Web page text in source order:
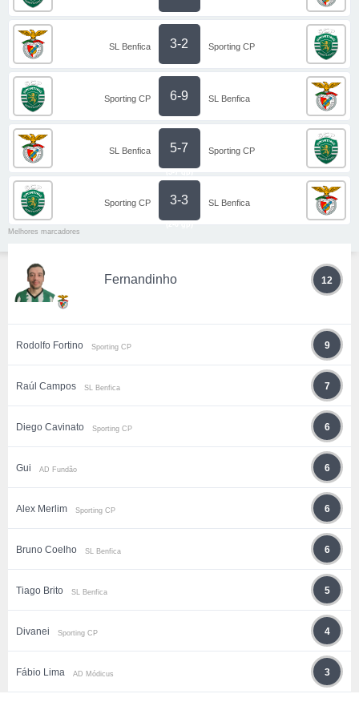
SL Benfica 3-2 Sporting CP
Sporting CP 6-9 SL Benfica
SL Benfica 5-7
(5-7 gp)
Sporting CP
Sporting CP 3-3
(2-0 gp)
SL Benfica
Melhores marcadores
Fernandinho 12
Rodolfo Fortino Sporting CP 9
Raúl Campos SL Benfica 7
Diego Cavinato Sporting CP 6
Gui AD Fundão 6
Alex Merlim Sporting CP 6
Bruno Coelho SL Benfica 6
Tiago Brito SL Benfica 5
Divanei Sporting CP 4
Fábio Lima AD Módicus 3